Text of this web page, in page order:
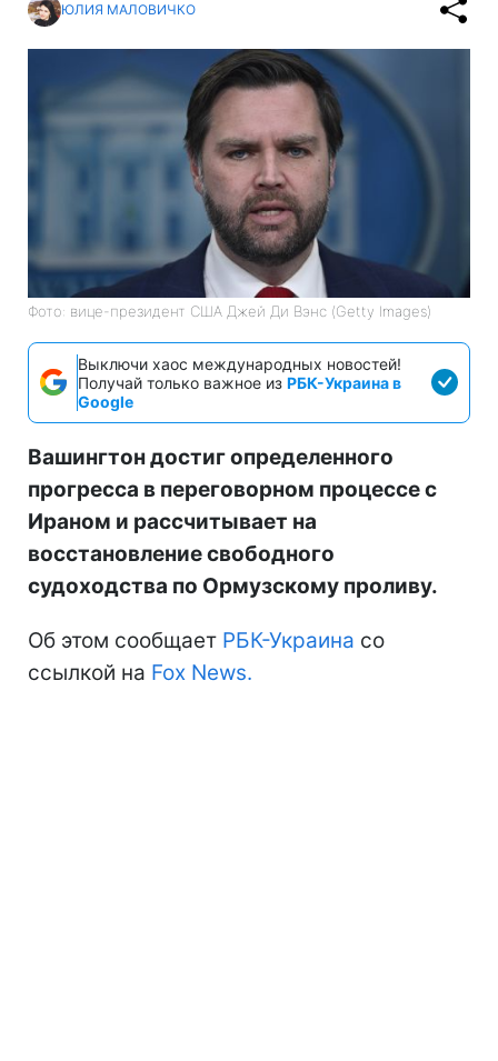
ЮЛИЯ МАЛОВИЧКО
Фото: вице-президент США Джей Ди Вэнс (Getty Images)
Выключи хаос международных новостей!
Получай только важное из РБК-Украина в
Google
Вашингтон достиг определенного
прогресса в переговорном процессе с
Ираном и рассчитывает на
восстановление свободного
судоходства по Ормузскому проливу.
Об этом сообщает РБК-Украина со
ссылкой на Fox News.